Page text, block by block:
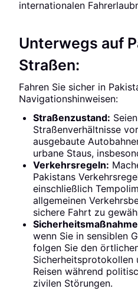
internationalen
Unterwegs auf
Straßen:
Fahren Sie sicher in
Navigationshinweisen:
Straßenzustand:
Straßenverhältnisse
ausgebaute
urbane Staus,
Verkehrsregeln:
Pakistans
einschließlich
allgemeinen
sichere Fahrt zu
wenn Sie in sensiblen
folgen Sie den
Sicherheitsprotokollen
Reisen während
zivilen Störungen.